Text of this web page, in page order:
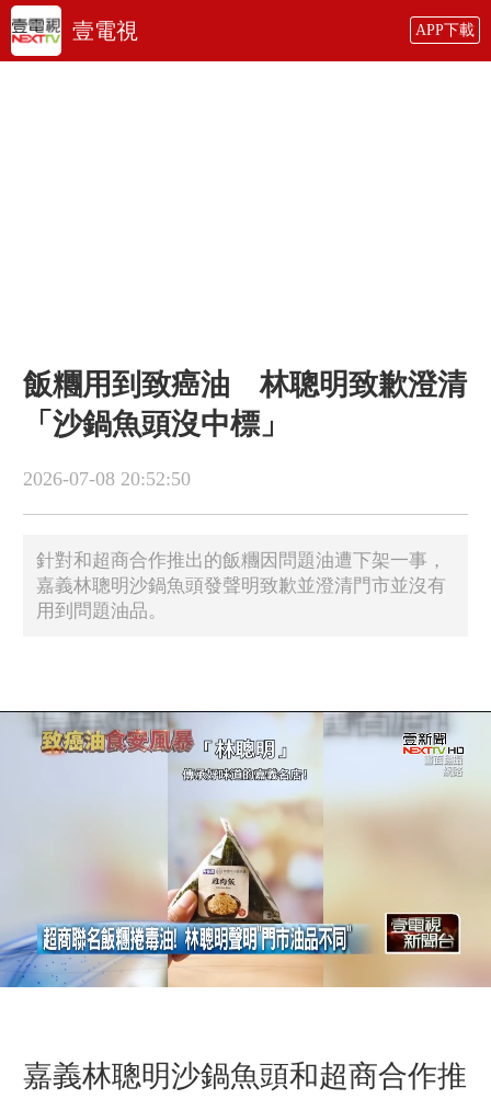
壹電視 APP下載
飯糰用到致癌油 林聰明致歉澄清
「沙鍋魚頭沒中標」
2026-07-08 20:52:50
針對和超商合作推出的飯糰因問題油遭下架一事，
嘉義林聰明沙鍋魚頭發聲明致歉並澄清門市並沒有
用到問題油品。
嘉義林聰明沙鍋魚頭和超商合作推